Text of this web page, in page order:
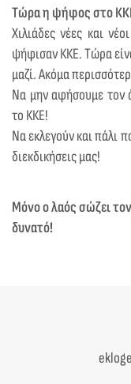
Τώρα η ψήφος στο
Χιλιάδες νέες και
ψήφισαν ΚΚΕ. Τώρα
μαζί. Ακόμα
Να μην αφήσουμε τον
το ΚΚΕ!
Να εκλεγούν και πάλι
διεκδικήσεις μας!
Μόνο ο λαός σώζει
δυνατό!